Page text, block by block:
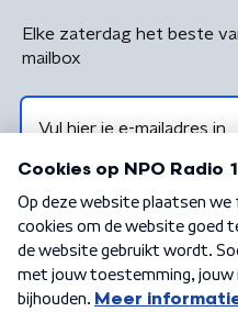
Elke zaterdag het beste
mailbox
Algemene voorwaarden